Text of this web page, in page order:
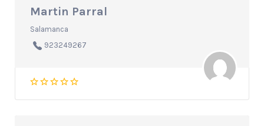
Martin Parral
Salamanca
923249267